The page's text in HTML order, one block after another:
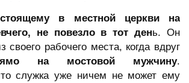
в местной церкви на
не повезло в тот день. Он
своего рабочего места, когда вдруг
на мостовой мужчину.
служка уже ничем не может ему